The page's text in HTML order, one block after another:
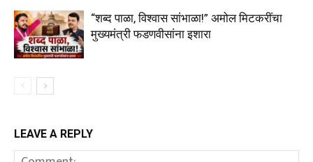
“शब्द पाळा, विश्वास सांभाळा!” अमोल मिटकरींचा
मुख्यमंत्री फडणवीसांना इशारा
LEAVE A REPLY